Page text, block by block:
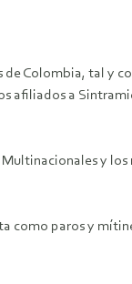
Colombia, tal y
afiliados a
y
como paros y